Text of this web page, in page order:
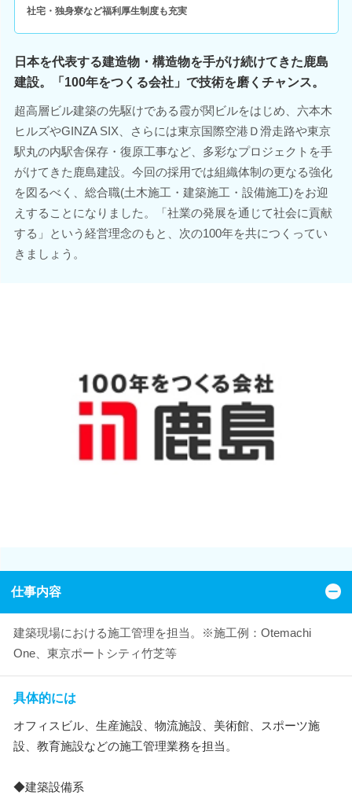
社宅・独身寮など福利厚生制度も充実
日本を代表する建造物・構造物を手がけ続けてきた鹿島
建設。「100年をつくる会社」で技術を磨くチャンス。
超高層ビル建築の先駆けである霞が関ビルをはじめ、六本木
ヒルズやGINZA SIX、さらには東京国際空港Ｄ滑走路や東京
駅丸の内駅舎保存・復原工事など、多彩なプロジェクトを手
がけてきた鹿島建設。今回の採用では組織体制の更なる強化
を図るべく、総合職(土木施工・建築施工・設備施工)をお迎
えすることになりました。「社業の発展を通じて社会に貢献
する」という経営理念のもと、次の100年を共につくってい
きましょう。
仕事内容
建築現場における施工管理を担当。※施工例：Otemachi
One、東京ポートシティ竹芝等
具体的には
オフィスビル、生産施設、物流施設、美術館、スポーツ施
設、教育施設などの施工管理業務を担当。
◆建築設備系